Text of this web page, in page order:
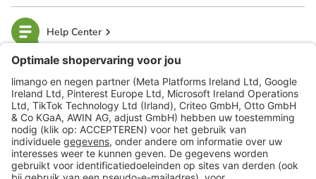
Help Center
limango
Veilig winkelen
Klantenservice
Shop